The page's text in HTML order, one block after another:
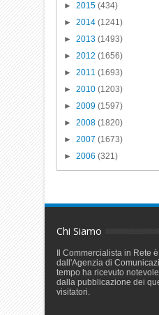
►2015(434)
►2014(1241)
►2013(1493)
►2012(1656)
►2011(1693)
►2010(1203)
►2009(1597)
►2008(1820)
►2007(1673)
►2006(321)
Chi Siamo
Il Commercialista in Rete
dall'Agenzia di
tempo ha ricevuto
dalla pubblicazione dei
visitatori.